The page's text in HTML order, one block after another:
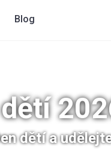
dětí a
Blog